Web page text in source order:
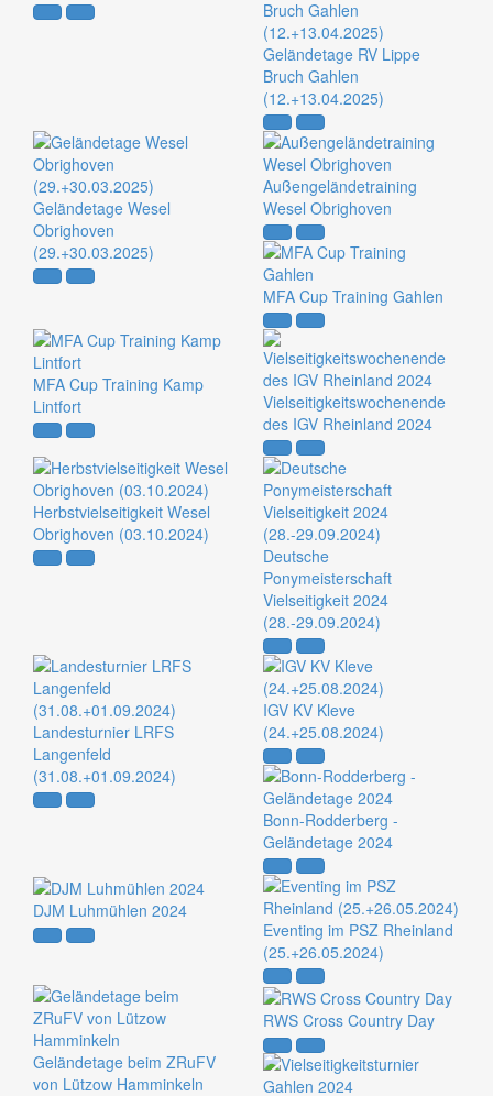
Geländetage RV Lippe
Bruch Gahlen
(12.+13.04.2025)
Geländetage Wesel
Obrighoven
(29.+30.03.2025)
Außengeländetraining
Wesel Obrighoven
MFA Cup Training Gahlen
MFA Cup Training Kamp
Lintfort
Vielseitigkeitswochenende
des IGV Rheinland 2024
Herbstvielseitigkeit Wesel
Obrighoven (03.10.2024)
Deutsche
Ponymeisterschaft
Vielseitigkeit 2024
(28.-29.09.2024)
Landesturnier LRFS
Langenfeld
(31.08.+01.09.2024)
IGV KV Kleve
(24.+25.08.2024)
Bonn-Rodderberg -
Geländetage 2024
DJM Luhmühlen 2024
Eventing im PSZ Rheinland
(25.+26.05.2024)
Geländetage beim ZRuFV
von Lützow Hamminkeln
RWS Cross Country Day